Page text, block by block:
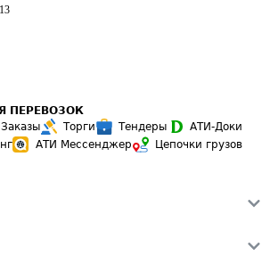
ПЕРЕВОЗОК
Заказы Торги Тендеры
АТИ-Доки
АТИ Мессенджер
Цепочки грузов